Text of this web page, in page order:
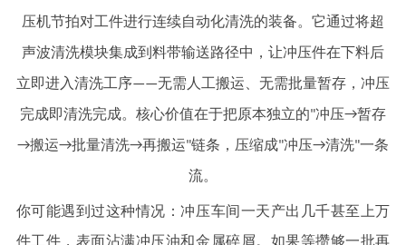
压机节拍对工件进行连续自动化清洗的装备。它通过将超
声波清洗模块集成到料带输送路径中，让冲压件在下料后
立即进入清洗工序——无需人工搬运、无需批量暂存，冲压
完成即清洗完成。核心价值在于把原本独立的"冲压→暂存
→搬运→批量清洗→再搬运"链条，压缩成"冲压→清洗"一条
流。
你可能遇到过这种情况：冲压车间一天产出几千甚至上万
件工件，表面沾满冲压油和金属碎屑。如果等攒够一批再